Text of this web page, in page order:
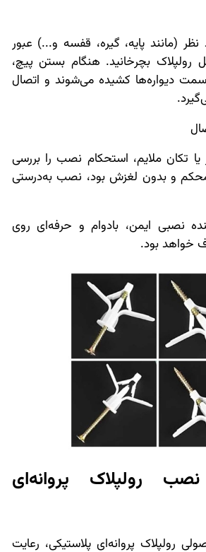
(مانند پایه، گیره، قفسه و...) عبور
رولپلاک بچرخانید. هنگام بستن پیچ،
سمت دیواره‌ها کشیده می‌شوند و اتصال
یا تکان ملایم، استحکام نصب را بررسی
و بدون لغزش بود، نصب به‌درستی
نصبی ایمن، بادوام و حرفه‌ای روی
خواهد بود.
رولپلاک پروانه‌ای
رولپلاک پروانه‌ای پلاستیکی، رعایت